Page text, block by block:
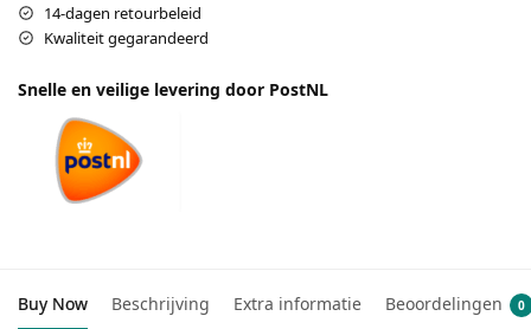
14-dagen retourbeleid
Kwaliteit gegarandeerd
Snelle en veilige levering door PostNL
Buy Now Beschrijving Extra informatie Beoordelingen 0